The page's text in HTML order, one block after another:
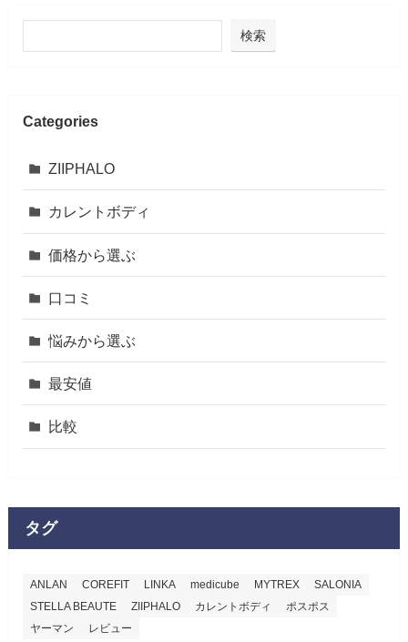
検索
Categories
ZIIPHALO
カレントボディ
価格から選ぶ
口コミ
悩みから選ぶ
最安値
比較
タグ
ANLAN COREFIT LINKA medicube MYTREX
SALONIA
STELLA BEAUTE
ZIIPHALO カレントボディ
ポスポス
ヤーマン
レビュー